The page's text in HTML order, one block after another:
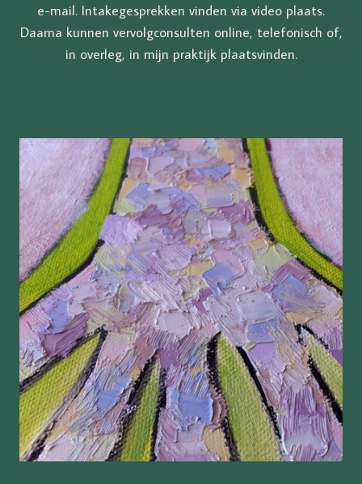
e-mail. Intakegesprekken vinden via video plaats.
Daarna kunnen vervolgconsulten online, telefonisch of,
in overleg, in mijn praktijk plaatsvinden.